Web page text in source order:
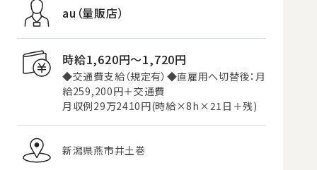
au（量販店）
時給1,620円〜1,720円
◆交通費支給（規定有）◆直雇用へ切替後：月
給259,200円＋交通費
月収例29万2410円(時給×8h×21日＋残)
新潟県燕市井土巻